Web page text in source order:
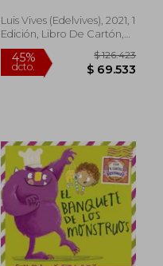
Luis Vives (Edelvives), 2021, 1
Edición, Libro De Cartón,
Nuevo
45% $